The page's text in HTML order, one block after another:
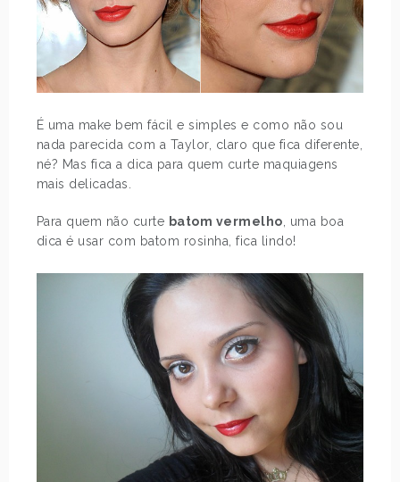
É uma make bem fácil e simples e como não sou
nada parecida com a Taylor, claro que fica diferente,
né? Mas fica a dica para quem curte maquiagens
mais delicadas.
Para quem não curte batom vermelho , uma boa
dica é usar com batom rosinha, fica lindo!